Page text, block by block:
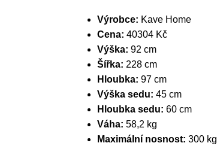
Výrobce: Kave Home
Cena: 40304 Kč
Výška: 92 cm
Šířka: 228 cm
Hloubka: 97 cm
Výška sedu: 45 cm
Hloubka sedu: 60 cm
Váha: 58,2 kg
Maximální nosnost: 300 kg